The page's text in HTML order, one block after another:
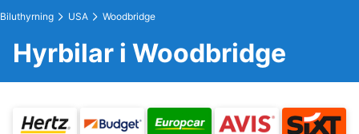
Biluthyrning USA Woodbridge
Hyrbilar i Woodbridge